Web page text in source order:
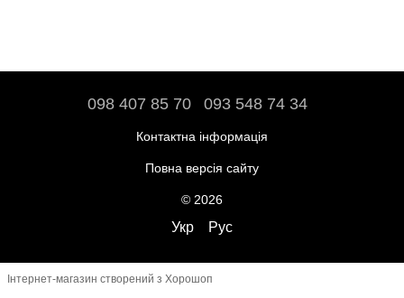
098 407 85 70 093 548 74 34
Контактна інформація
Повна версія сайту
© 2026
Укр Рус
Інтернет-магазин створений з Хорошоп